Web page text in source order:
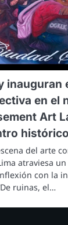
inauguran
en el
Art
del arte
atraviesa
con la
ruinas, el…